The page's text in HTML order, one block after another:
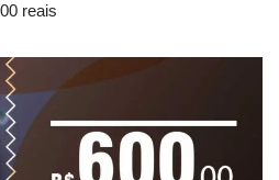
reais